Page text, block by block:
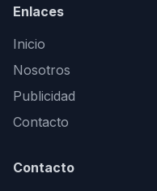
Enlaces
Inicio
Nosotros
Publicidad
Contacto
Contacto